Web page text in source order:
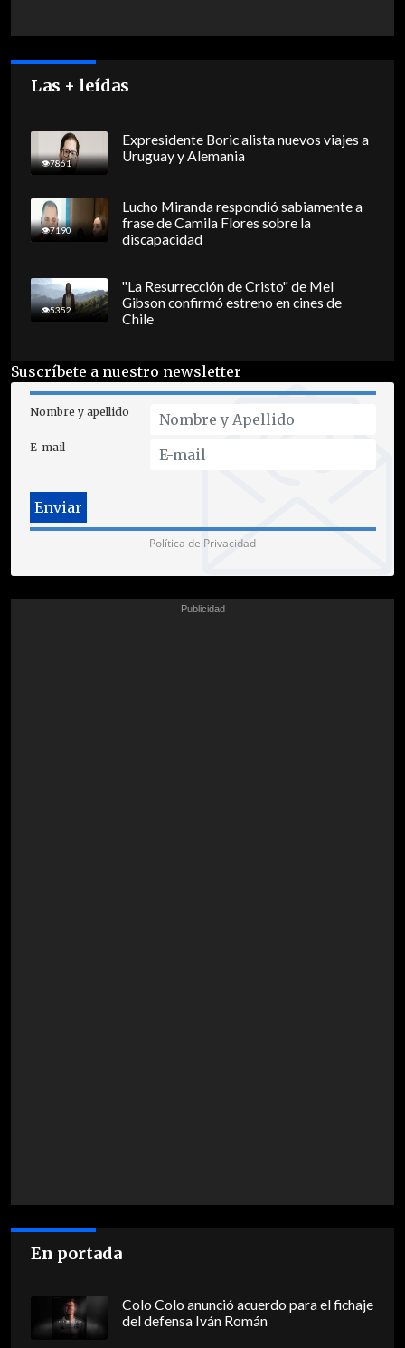
Las + leídas
7861
Expresidente Boric alista nuevos viajes a
Uruguay y Alemania
7190
Lucho Miranda respondió sabiamente a
frase de Camila Flores sobre la
discapacidad
5352
"La Resurrección de Cristo" de Mel
Gibson confirmó estreno en cines de
Chile
Suscríbete a nuestro newsletter
Nombre y apellido
E-mail
Política de Privacidad
En portada
Colo Colo anunció acuerdo para el fichaje
del defensa Iván Román